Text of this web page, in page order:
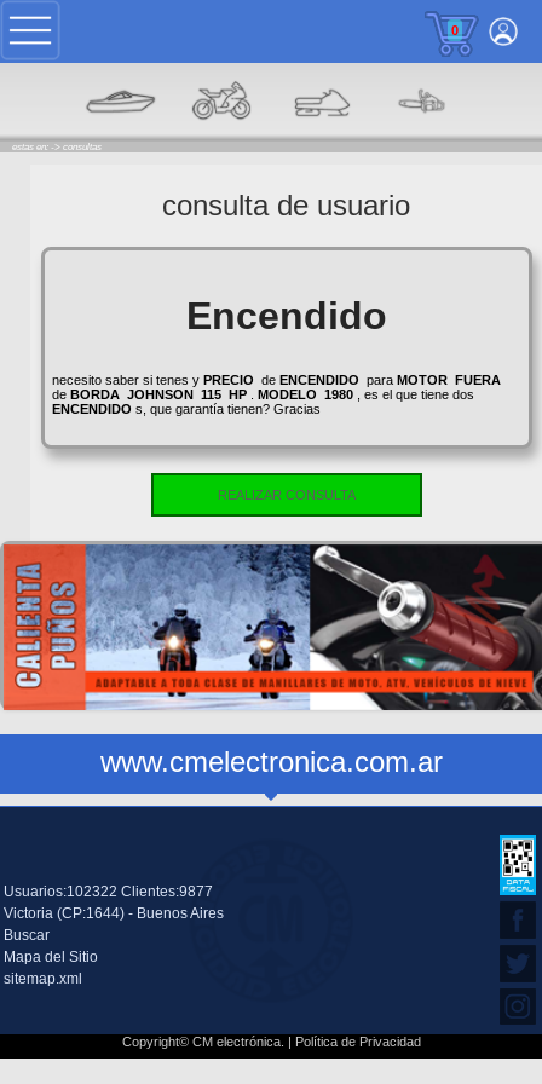
0
estas en: -> consultas
consulta de usuario
Encendido
necesito saber si tenes y PRECIO de ENCENDIDO para MOTOR FUERA
de BORDA JOHNSON 115 HP. MODELO 1980, es el que tiene dos
ENCENDIDO s, que garantía tienen? Gracias
REALIZAR CONSULTA
www.cmelectronica.com.ar
Usuarios:102322 Clientes:9877
Victoria (CP:1644) - Buenos Aires
Buscar
Mapa del Sitio
sitemap.xml
Copyright© CM electrónica. | Política de Privacidad